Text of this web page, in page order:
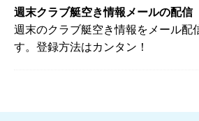
週末クラブ艇空き情報メールの配信
週末のクラブ艇空き情報をメール配
す。登録方法はカンタン！